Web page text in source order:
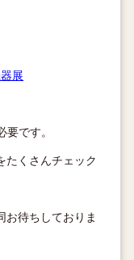
展
です。
たくさんチェック
お待ちしておりま